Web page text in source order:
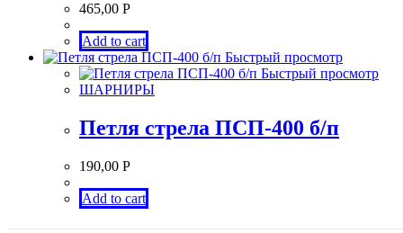
465,00 Р
Add to cart
Быстрый просмотр
Быстрый просмотр
ШАРНИРЫ
Петля стрела ПСП-400 б/п
190,00 Р
Add to cart